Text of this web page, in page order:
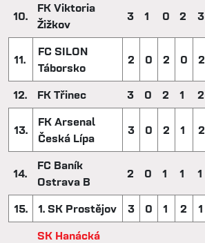
10.
FK Viktoria
Žižkov
3 1 0 2 3
11.
FC SILON
Táborsko
2 0 2 0 2
12. FK Třinec 3 0 2 1 2
13.
FK Arsenal
Česká Lípa
3 0 2 1 2
14.
FC Baník
Ostrava B
2 0 1 1 1
15. 1. SK Prostějov 3 0 1 2 1
SK Hanácká